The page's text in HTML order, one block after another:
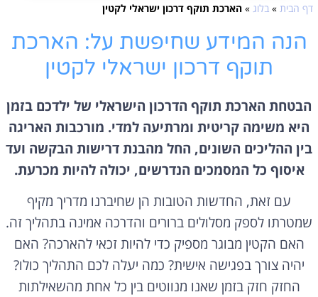
דף הבית » בלוג » הארכת תוקף דרכון ישראלי לקטין
הנה המידע שחיפשת על: הארכת
תוקף דרכון ישראלי לקטין
הבטחת הארכת תוקף הדרכון הישראלי של ילדכם בזמן
היא משימה קריטית ומרתיעה למדי. מורכבות האריגה
בין ההליכים השונים, החל מהבנת דרישות הבקשה ועד
איסוף כל המסמכים הנדרשים, יכולה להיות מכרעת.
עם זאת, החדשות הטובות הן שחיברנו מדריך מקיף
שמטרתו לספק מסלולים ברורים והדרכה אמינה בתהליך זה.
האם הקטין מבוגר מספיק כדי להיות זכאי להארכה? האם
יהיה צורך בפגישה אישית? כמה יעלה לכם התהליך כולו?
החזק חזק בזמן שאנו מנווטים בין כל אחת מהשאילתות